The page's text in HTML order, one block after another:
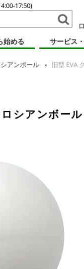
17:50)
始める サービス
アンボール 旧型 EVA
シアンボール